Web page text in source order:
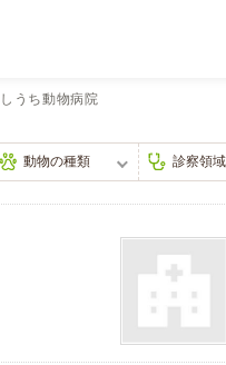
うち動物病院